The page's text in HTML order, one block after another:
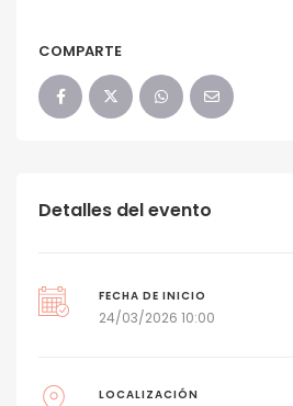
COMPARTE
Detalles del evento
FECHA DE INICIO
24/03/2026 10:00
LOCALIZACIÓN